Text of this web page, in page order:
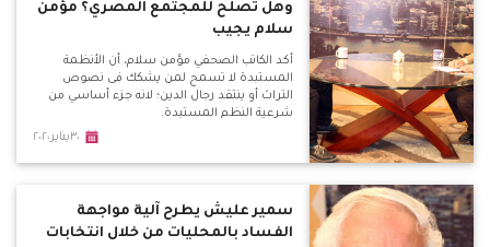
وهل تصلح للمجتمع المصري؟ مؤمن
سلام يجيب
أكد الكاتب الصحفي مؤمن سلام، أن الأنظمة
المستبدة لا تسمح لمن يشكك فى نصوص
التراث أو ينتقد رجال الدين؛ لانه جزء أساسي من
شرعية النظم المستبدة.
٣٠يناير٢٠٢٠
سمير عليش يطرح آلية مواجهة
الفساد بالمحليات من خلال انتخابات